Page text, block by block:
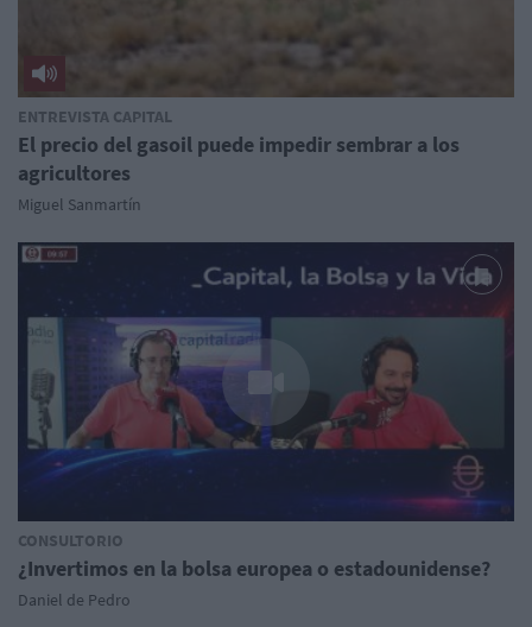
ENTREVISTA CAPITAL
El precio del gasoil puede impedir sembrar a los
agricultores
Miguel Sanmartín
CONSULTORIO
¿Invertimos en la bolsa europea o estadounidense?
Daniel de Pedro